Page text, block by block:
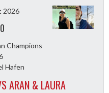
2026
Champions
Hafen
ARAN & LAURA